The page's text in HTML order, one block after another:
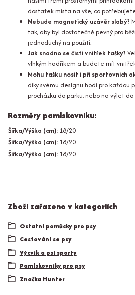
dostatek místa na vše, co
Nebude magnetický uzávěr slabý?
tak, aby byl dostatečně pevný pro
jednoduchý na použití.
Jak snadno se čistí vnitřek tašky?
vlhkým hadříkem a budete mít
Mohu tašku nosit i při sportovních
díky svému designu hodí pro každou
procházku do parku, nebo na výlet do
Rozměry pamlskovníku:
Šířka/Výška (cm): 18/20
Šířka/Výška (cm): 18/20
Šířka/Výška (cm): 18/20
Zboží zařazeno v kategoriích
Ostatní pomůcky pro psy
Cestování se psy
Výcvik a psí sporty
Pamlskovníky pro psy
Značka Hunter